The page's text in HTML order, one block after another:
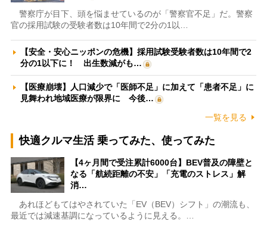
警察庁が目下、頭を悩ませているのが「警察官不足」だ。警察
官の採用試験の受験者数は10年間で2分の1以…
【安全・安心ニッポンの危機】採用試験受験者数は10年間で2
分の1以下に！ 出生数減がも…
【医療崩壊】人口減少で「医師不足」に加えて「患者不足」に
見舞われ地域医療が限界に 今後…
一覧を見る
快適クルマ生活 乗ってみた、使ってみた
【4ヶ月間で受注累計6000台】BEV普及の障壁と
なる「航続距離の不安」「充電のストレス」解
消…
あれほどもてはやされていた「EV（BEV）シフト」の潮流も、
最近では減速基調になっているように見える。…